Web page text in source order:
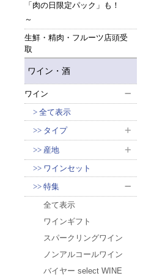
「肉の日限定パック」も！
～
生鮮・精肉・フルーツ店頭受
取
ワイン・酒
ワイン
全て表示
タイプ
産地
ワインセット
特集
全て表示
ワインギフト
スパークリングワイン
ノンアルコールワイン
バイヤー select WINE